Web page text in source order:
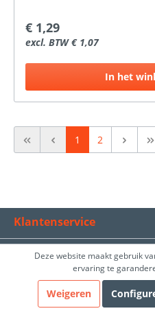
€ 1,29
excl. BTW € 1,07
In het
1 2
Klantenservice
Algemeen
ProBouwen BV
Deze website maakt gebruik
ervaring te
Weigeren